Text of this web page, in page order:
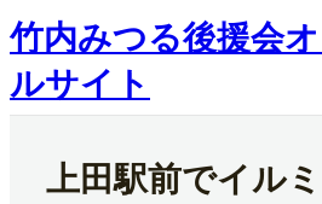
内
容
ス
キ
竹内みつる後援会
ルサイト
上田駅前でイル